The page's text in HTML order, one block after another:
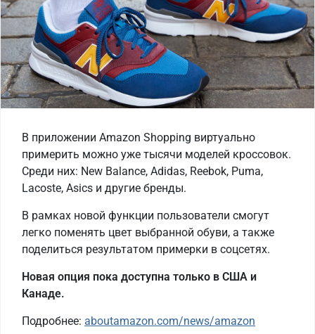
В приложении Amazon Shopping виртуально
примерить можно уже тысячи моделей кроссовок.
Среди них: New Balance, Adidas, Reebok, Puma,
Lacoste, Asics и другие бренды.
В рамках новой функции пользователи смогут
легко поменять цвет выбранной обуви, а также
поделиться результатом примерки в соцсетях.
Новая опция пока доступна только в США и
Канаде.
Подробнее: aboutamazon.com/news/amazon